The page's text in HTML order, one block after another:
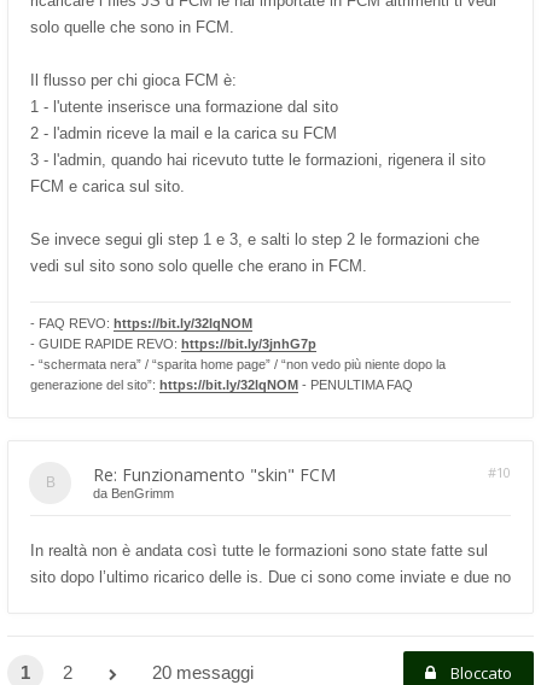
solo quelle che sono in FCM.
Il flusso per chi gioca FCM è:
1 - l'utente inserisce una formazione dal sito
2 - l'admin riceve la mail e la carica su FCM
3 - l'admin, quando hai ricevuto tutte le formazioni, rigenera il sito
FCM e carica sul sito.
Se invece segui gli step 1 e 3, e salti lo step 2 le formazioni che
vedi sul sito sono solo quelle che erano in FCM.
- FAQ REVO: https://bit.ly/32lqNOM
- GUIDE RAPIDE REVO: https://bit.ly/3jnhG7p
- “schermata nera” / “sparita home page” / “non vedo più niente dopo la
generazione del sito”: https://bit.ly/32lqNOM - PENULTIMA FAQ
Re: Funzionamento "skin" FCM #10
da BenGrimm
In realtà non è andata così tutte le formazioni sono state fatte sul
sito dopo l’ultimo ricarico delle is. Due ci sono come inviate e due no
1 2 20 messaggi Bloccato